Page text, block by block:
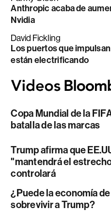
Anthropic acaba de
Nvidia
David Fickling
Los puertos que
están electrificando
Copa Mundial de la
batalla de las marcas
Trump afirma que
"mantendrá el
controlará
¿Puede la economía
sobrevivir a Trump?